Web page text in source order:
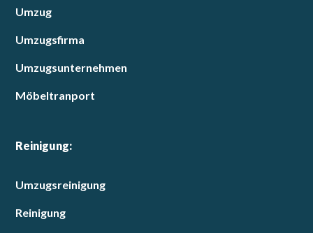
Umzug
Umzugsfirma
Umzugsunternehmen
Möbeltranport
Reinigung:
Umzugsreinigung
Reinigung